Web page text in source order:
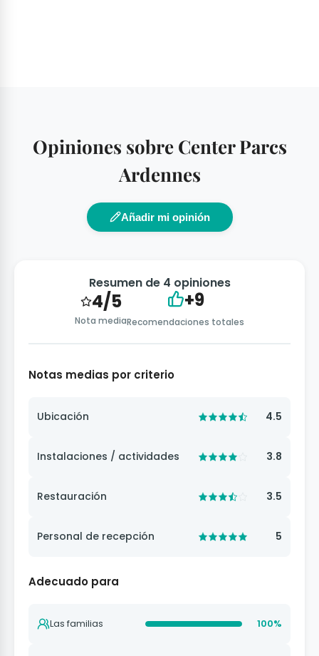
Opiniones sobre Center Parcs
Ardennes
Añadir mi opinión
Resumen de 4 opiniones
4/5
Nota media
+9
Recomendaciones totales
Notas medias por criterio
Ubicación 4.5
Instalaciones / actividades 3.8
Restauración 3.5
Personal de recepción 5
Adecuado para
Las familias 100%